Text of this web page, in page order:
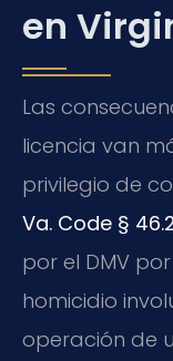
en
Las
licencia van
privilegio de
Va. Code §
por el DMV
homicidio
operación de